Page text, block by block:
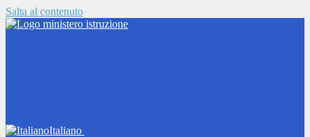
Salta al contenuto
Italiano